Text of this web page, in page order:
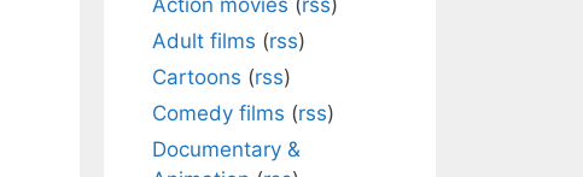
Action movies (rss)
Adult films (rss)
Cartoons (rss)
Comedy films (rss)
Documentary &